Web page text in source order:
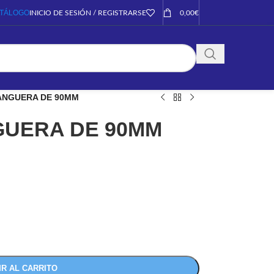
INICIO DE SESIÓN / REGISTRARSE 0,00€
DE 90MM
DE 90MM
AL CARRITO